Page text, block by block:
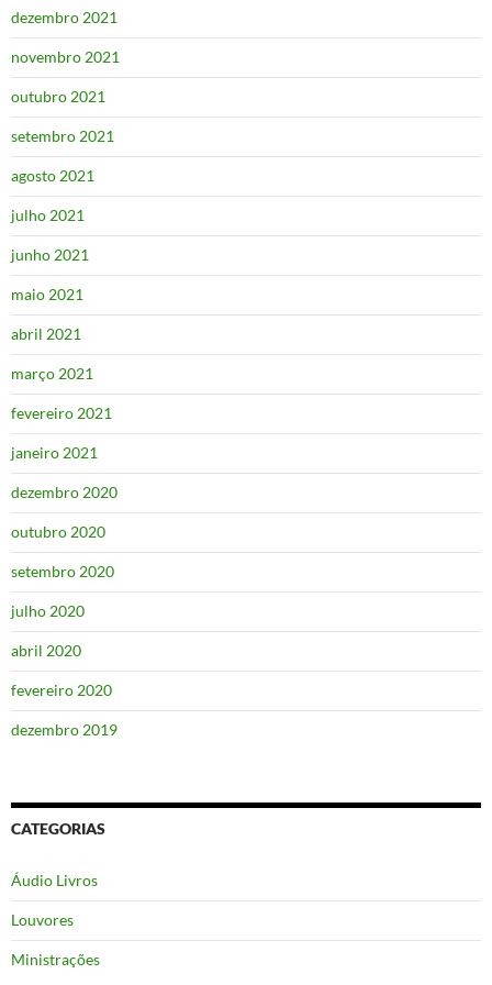
dezembro 2021
novembro 2021
outubro 2021
setembro 2021
agosto 2021
julho 2021
junho 2021
maio 2021
abril 2021
março 2021
fevereiro 2021
janeiro 2021
dezembro 2020
outubro 2020
setembro 2020
julho 2020
abril 2020
fevereiro 2020
dezembro 2019
CATEGORIAS
Áudio Livros
Louvores
Ministrações